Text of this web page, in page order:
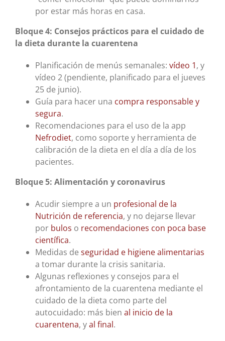
por estar más horas en casa.
Bloque 4: Consejos prácticos para el cuidado de
la dieta durante la cuarentena
Planificación de menús semanales: vídeo 1, y
vídeo 2 (pendiente, planificado para el jueves
25 de junio).
Guía para hacer una compra responsable y
segura.
Recomendaciones para el uso de la app
Nefrodiet, como soporte y herramienta de
calibración de la dieta en el día a día de los
pacientes.
Bloque 5: Alimentación y coronavirus
Acudir siempre a un profesional de la
Nutrición de referencia, y no dejarse llevar
por bulos o recomendaciones con poca base
científica.
Medidas de seguridad e higiene alimentarias
a tomar durante la crisis sanitaria.
Algunas reflexiones y consejos para el
afrontamiento de la cuarentena mediante el
cuidado de la dieta como parte del
autocuidado: más bien al inicio de la
cuarentena, yal final.